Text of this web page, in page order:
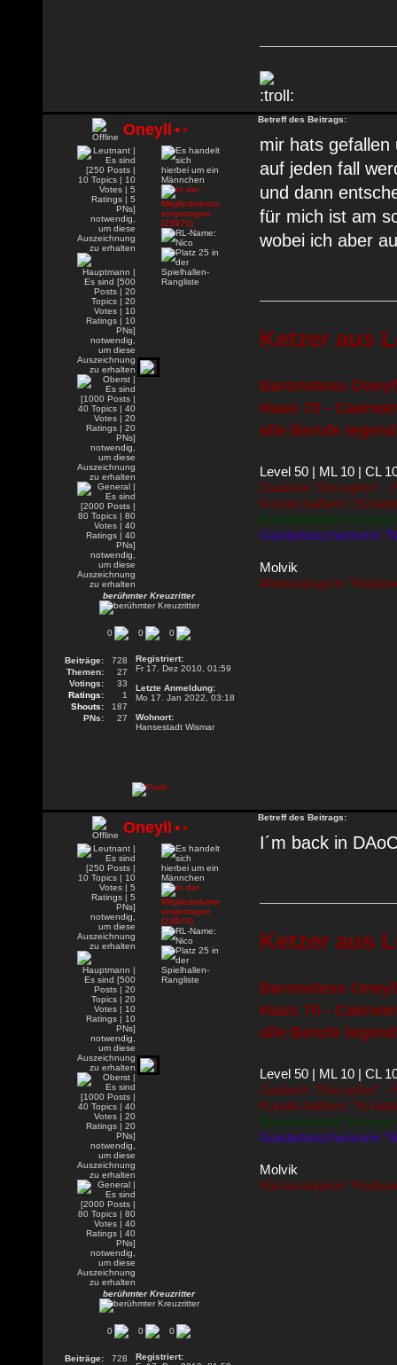
Oneyll ••
berühmter Kreuzritter
0 0 0
Beiträge:
728
Themen:
27
Votings:
33
Ratings:
1
Shouts:
187
PNs:
27
Registriert:
Fr 17. Dez 2010, 01:59
Letzte Anmeldung:
Mo 17. Jan 2022, 03:18
Wohnort:
Hansestadt Wismar
Betreff des Beitrags:
mir hats
auf jeden fall
und dann
für mich ist am
wobei ich aber
Ketzer aus
Baronetess
Haus 70 -
alle Berufe
Level 50 | ML 10 | CL
Zauberin "Eiszapfen" -
Kundschafterin
Beschwörerin
Geisterbeschwörerin
Molvik
Minnesängerin
Oneyll ••
berühmter Kreuzritter
0 0 0
Beiträge: 728
Registriert:
Betreff des Beitrags:
I´m back in
Ketzer aus
Baronetess
Haus 70 -
alle Berufe
Level 50 | ML 10 | CL
Zauberin "Eiszapfen" -
Kundschafterin
Beschwörerin
Geisterbeschwörerin
Molvik
Minnesängerin